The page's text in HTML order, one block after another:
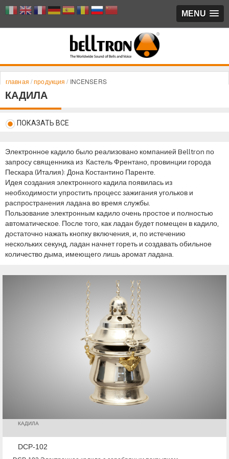
MENU
главная /продукция/ INCENSERS
КАДИЛА
ПОКАЗАТЬ ВСЕ
Электронное кадило было реализовано компанией Belltron по
запросу священника из Кастель Френтано, провинции города
Пескара (Италия): Дона Костантино Паренте.
Идея создания электронного кадила появилась из
необходимости упростить процесс зажигания угольков и
распространения ладана во время службы.
Пользование электронным кадило очень простое и полностью
автоматическое. После того, как ладан будет помещен в кадило,
достаточно нажать кнопку включения, и, по истечению
нескольких секунд, ладан начнет гореть и создавать обильное
количество дыма, имеющего лишь аромат ладана.
КАДИЛА
DCP-102